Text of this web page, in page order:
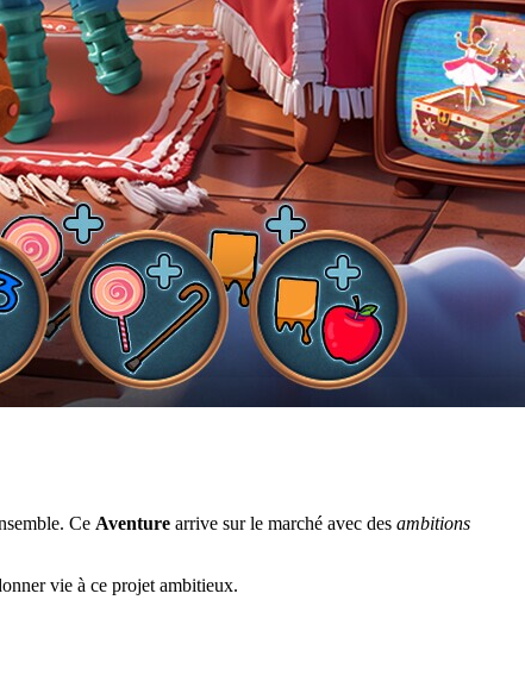
Ce Aventure arrive sur le marché avec des ambitions
vie à ce projet ambitieux.